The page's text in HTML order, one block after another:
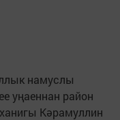
намуслы
уңаеннан район
Кәрамуллин